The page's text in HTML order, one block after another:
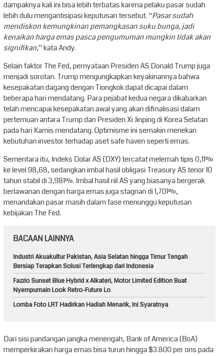
dampaknya kali ini bisa lebih terbatas karena pelaku pasar sudah
lebih dulu mengantisipasi keputusan tersebut. “Pasar sudah
mendiskon kemungkinan pemangkasan suku bunga, jadi
kenaikan harga emas pasca pengumuman mungkin tidak akan
signifikan,” kata Andy.
Selain faktor The Fed, pernyataan Presiden AS Donald Trump juga
menjadi sorotan. Trump mengungkapkan keyakinannya bahwa
kesepakatan dagang dengan Tiongkok dapat dicapai dalam
beberapa hari mendatang. Para pejabat kedua negara dikabarkan
telah mencapai kesepakatan awal yang akan difinalisasi dalam
pertemuan antara Trump dan Presiden Xi Jinping di Korea Selatan
pada hari Kamis mendatang. Optimisme ini semakin menekan
kebutuhan investor terhadap aset safe haven seperti emas.
Sementara itu, Indeks Dolar AS (DXY) tercatat melemah tipis 0,11%
ke level 98,68, sedangkan imbal hasil obligasi Treasury AS tenor 10
tahun stabil di 3,981%. Imbal hasil riil AS yang biasanya bergerak
berlawanan dengan harga emas juga stagnan di 1,701%,
menandakan pasar masih dalam fase menunggu keputusan
kebijakan The Fed.
BACAAN LAINNYA
Industri Akuakultur Pakistan, Asia Selatan hingga Timur Tengah
Bersiap Terapkan Solusi Terlengkap dari Indonesia
Fazzio Sunset Blue Hybrid x Alkateri, Motor Limited Edition Buat
Nyempurnain Look Retro-Future Lo
Lomba Foto LRT Hadirkan Hadiah Menarik, Ini Syaratnya
Dari sisi pandangan jangka menengah, Bank of America (BoA)
memperkirakan harga emas bisa turun hingga $3.800 per ons pada